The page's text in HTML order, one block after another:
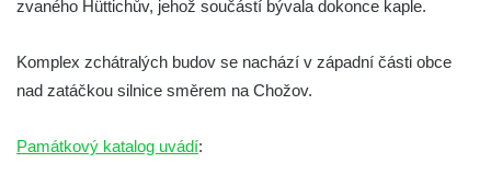
Solnice na Piaristickém náměstí v Českých
Biskupská rezidence v Českých
Dům čp. 20 ve Velešíně, zvaný U Kantůrků
zvaného Hüttichův, jehož součástí bývala dokonce kaple.
Komplex zchátralých budov se nachází v západní části obce
nad zatáčkou silnice směrem na Chožov.
Památkový katalog uvádí: